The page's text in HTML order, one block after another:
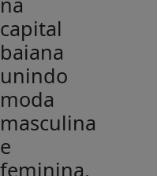
capital
baiana
unindo
moda
masculina
e
feminina,